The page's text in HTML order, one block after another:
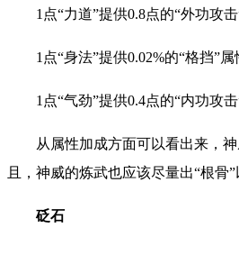
1点“力道”提供0.8点的“外功攻
1点“身法”提供0.02%的“格挡”
1点“气劲”提供0.4点的“内功攻
从属性加成方面可以看出来，
且，神威的炼武也应该尽量出“根骨
砭石